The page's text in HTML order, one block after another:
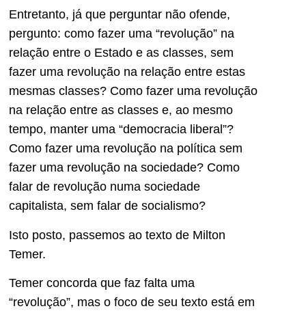
Entretanto, já que perguntar não ofende,
pergunto: como fazer uma “revolução” na
relação entre o Estado e as classes, sem
fazer uma revolução na relação entre estas
mesmas classes? Como fazer uma revolução
na relação entre as classes e, ao mesmo
tempo, manter uma “democracia liberal”?
Como fazer uma revolução na política sem
fazer uma revolução na sociedade? Como
falar de revolução numa sociedade
capitalista, sem falar de socialismo?
Isto posto, passemos ao texto de Milton
Temer.
Temer concorda que faz falta uma
“revolução”, mas o foco de seu texto está em